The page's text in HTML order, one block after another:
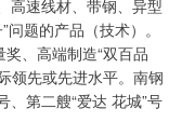
高速线材、带钢、异型
题的产品（技术）。
、高端制造“双百品
领先或先进水平。南钢
、第二艘“爱达 花城”号